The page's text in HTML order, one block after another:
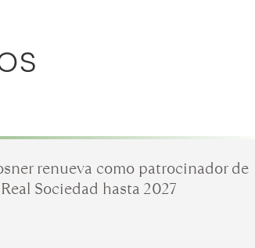
renueva como patrocinador de
Sociedad hasta 2027